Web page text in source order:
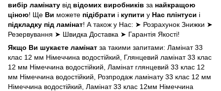
вибір ламінату від відомих виробників за найкращою
ціною! Ще Ви можете підібрати і купити у Нас плінтуси і
підкладку під ламінат! А також у Нас: ➤ Розрахунок Знижки ➤
Резервування ➤ Швидка Доставка ➤ Гарантія Якості!
Якщо Ви шукаєте ламінат за такими запитами: Ламінат 33
клас 12 мм Німеччина водостійкий, Глянцевий ламінат 33 клас
12 мм Німеччина водостійкий, Ламінат глянцевий 33 клас 12
мм Німеччина водостійкий, Розпродаж ламінату 33 клас 12 мм
Німеччина водостійкий, Ламінат 33 клас 12мм Німеччина